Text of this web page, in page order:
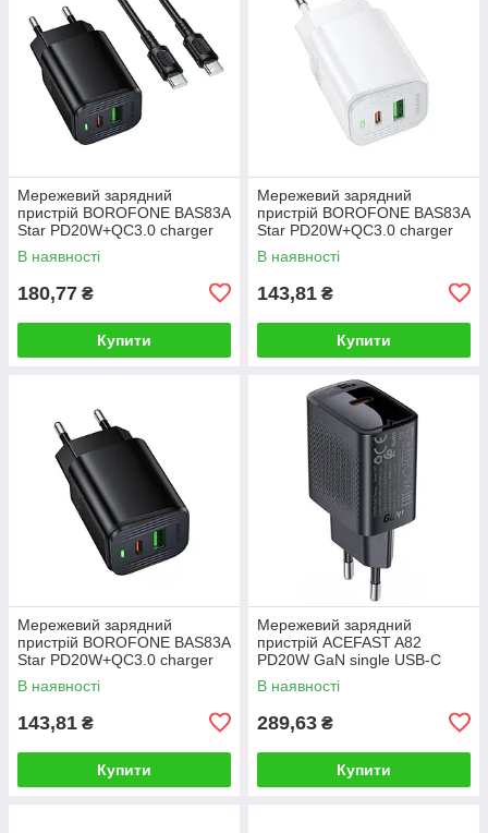
Мережевий зарядний
пристрій BOROFONE BAS83A
Star PD20W+QC3.0 charger
set (C to C) (EU) Black
В наявності
180,77 ₴
Купити
Мережевий зарядний
пристрій BOROFONE BAS83A
Star PD20W+QC3.0 charger
(EU) White
В наявності
143,81 ₴
Купити
Мережевий зарядний
пристрій BOROFONE BAS83A
Star PD20W+QC3.0 charger
(EU) Black
В наявності
143,81 ₴
Купити
Мережевий зарядний
пристрій ACEFAST A82
PD20W GaN single USB-C
charger Black
В наявності
289,63 ₴
Купити